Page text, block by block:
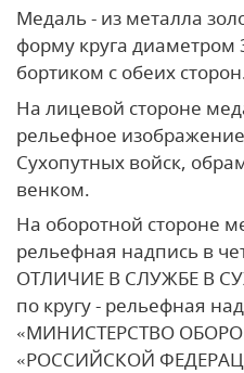
Медаль - из металла
форму круга
бортиком с обеих
На лицевой стороне
рельефное
Сухопутных войск,
венком.
На оборотной стороне
рельефная надпись в
ОТЛИЧИЕ В СЛУЖБЕ В
по кругу - рельефная
«МИНИСТЕРСТВО
«РОССИЙСКОЙ